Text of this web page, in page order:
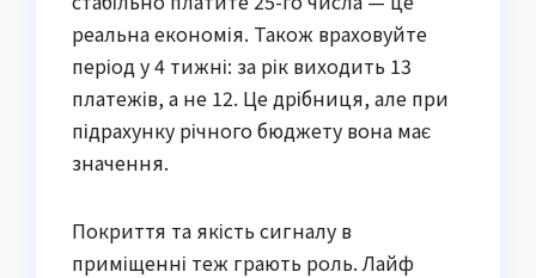
реальна економія. Також враховуйте
період у 4 тижні: за рік виходить 13
платежів, а не 12. Це дрібниця, але при
підрахунку річного бюджету вона має
значення.
Покриття та якість сигналу в
приміщенні теж грають роль. Лайф